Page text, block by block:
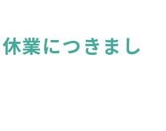
業につきまし